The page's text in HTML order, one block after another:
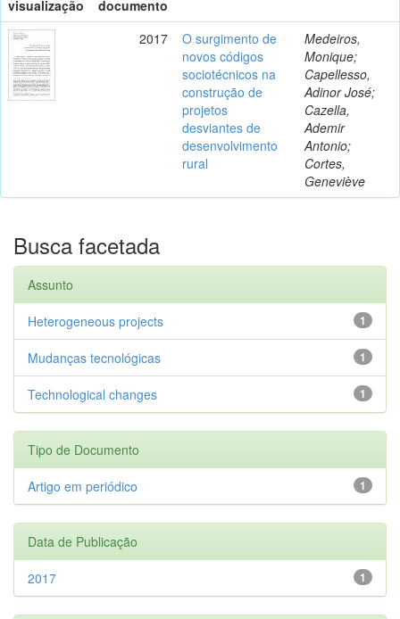
visualização
documento
2017
O surgimento de
novos códigos
sociotécnicos na
construção de
projetos
desviantes de
desenvolvimento
rural
Medeiros,
Monique;
Capellesso,
Adinor José;
Cazella,
Ademir
Antonio;
Cortes,
Geneviève
Busca facetada
Assunto
1
Heterogeneous projects
1
Mudanças tecnológicas
1
Technological changes
Tipo de Documento
1
Artigo em periódico
Data de Publicação
1
2017